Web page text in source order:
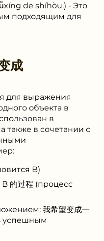
de shíhòu.) - Это
подходящим для
成
для выражения
объекта в
в
также в сочетании с
B)
的过程 (процесс
我希望变成一
успешным